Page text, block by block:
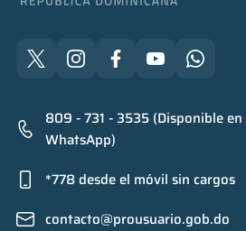
809 - 731 - 3535 (Disponible en
WhatsApp)
*778 desde el móvil sin cargos
contacto@prousuario.gob.do